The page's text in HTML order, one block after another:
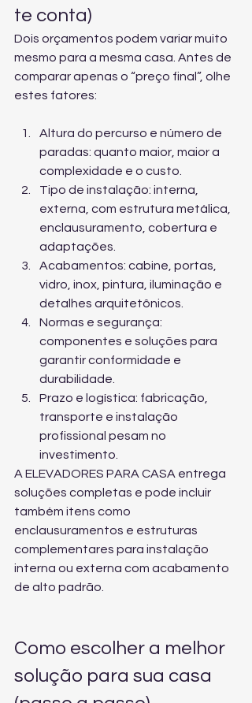
te conta)
Dois orçamentos podem variar muito
mesmo para a mesma casa. Antes de
comparar apenas o “preço final”, olhe
estes fatores:
Altura do percurso e número de
paradas: quanto maior, maior a
complexidade e o custo.
Tipo de instalação: interna,
externa, com estrutura metálica,
enclausuramento, cobertura e
adaptações.
Acabamentos: cabine, portas,
vidro, inox, pintura, iluminação e
detalhes arquitetônicos.
Normas e segurança:
componentes e soluções para
garantir conformidade e
durabilidade.
Prazo e logística: fabricação,
transporte e instalação
profissional pesam no
investimento.
A ELEVADORES PARA CASA entrega
soluções completas e pode incluir
também itens como
enclausuramentos e estruturas
complementares para instalação
interna ou externa com acabamento
de alto padrão.
Como escolher a melhor
solução para sua casa